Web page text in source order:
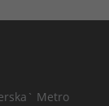
Metro